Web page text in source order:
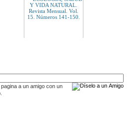
a un amigo con un